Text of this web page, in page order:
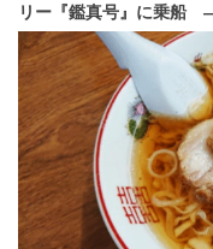
リー『鑑真号』に乗船